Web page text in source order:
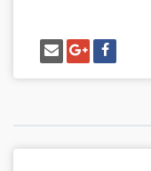
شارك
على
فيسبوك
شارك
على
غوغل
بلس
إرسل
إيميل